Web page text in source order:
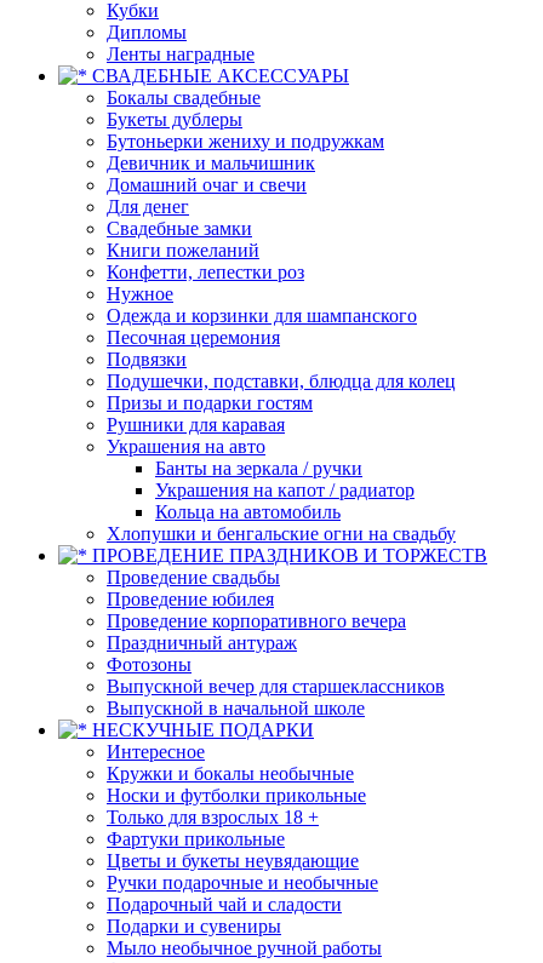
Кубки
Дипломы
Ленты наградные
СВАДЕБНЫЕ АКСЕССУАРЫ
Бокалы свадебные
Букеты дублеры
Бутоньерки жениху и подружкам
Девичник и мальчишник
Домашний очаг и свечи
Для денег
Свадебные замки
Книги пожеланий
Конфетти, лепестки роз
Нужное
Одежда и корзинки для шампанского
Песочная церемония
Подвязки
Подушечки, подставки, блюдца для колец
Призы и подарки гостям
Рушники для каравая
Украшения на авто
Банты на зеркала / ручки
Украшения на капот / радиатор
Кольца на автомобиль
Хлопушки и бенгальские огни на свадьбу
ПРОВЕДЕНИЕ ПРАЗДНИКОВ И ТОРЖЕСТВ
Проведение свадьбы
Проведение юбилея
Проведение корпоративного вечера
Праздничный антураж
Фотозоны
Выпускной вечер для старшеклассников
Выпускной в начальной школе
НЕСКУЧНЫЕ ПОДАРКИ
Интересное
Кружки и бокалы необычные
Носки и футболки прикольные
Только для взрослых 18 +
Фартуки прикольные
Цветы и букеты неувядающие
Ручки подарочные и необычные
Подарочный чай и сладости
Подарки и сувениры
Мыло необычное ручной работы